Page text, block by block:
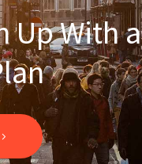
Up With a